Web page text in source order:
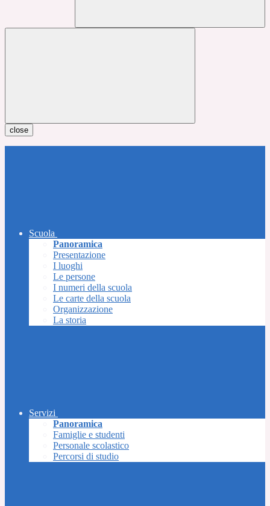
close
Scuola
Panoramica
Presentazione
I luoghi
Le persone
I numeri della scuola
Le carte della scuola
Organizzazione
La storia
Servizi
Panoramica
Famiglie e studenti
Personale scolastico
Percorsi di studio